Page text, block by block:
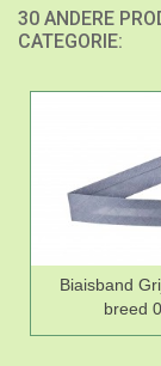
30 ANDERE
CATEGORIE:
Biaisband
breed